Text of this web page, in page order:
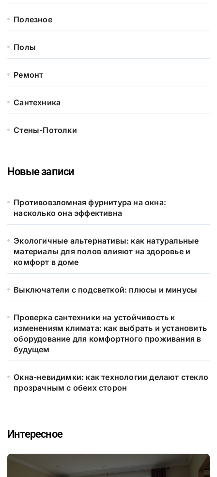
Полезное
Полы
Ремонт
Сантехника
Стены-Потолки
Новые записи
Противовзломная фурнитура на окна:
насколько она эффективна
Экологичные альтернативы: как натуральные
материалы для полов влияют на здоровье и
комфорт в доме
Выключатели с подсветкой: плюсы и минусы
Проверка сантехники на устойчивость к
изменениям климата: как выбрать и установить
оборудование для комфортного проживания в
будущем
Окна-невидимки: как технологии делают стекло
прозрачным с обеих сторон
Интересное